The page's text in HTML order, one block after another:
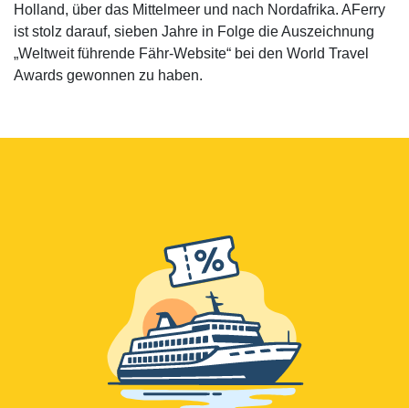
Holland, über das Mittelmeer und nach Nordafrika. AFerry
ist stolz darauf, sieben Jahre in Folge die Auszeichnung
„Weltweit führende Fähr-Website“ bei den World Travel
Awards gewonnen zu haben.